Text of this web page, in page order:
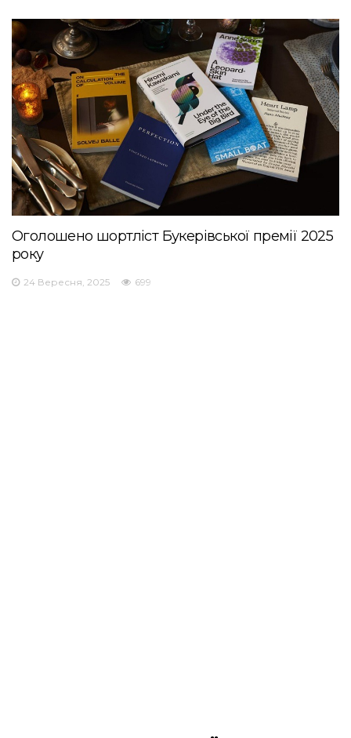
Оголошено шортліст Букерівської премії 2025
року
24 Вересня, 2025 699